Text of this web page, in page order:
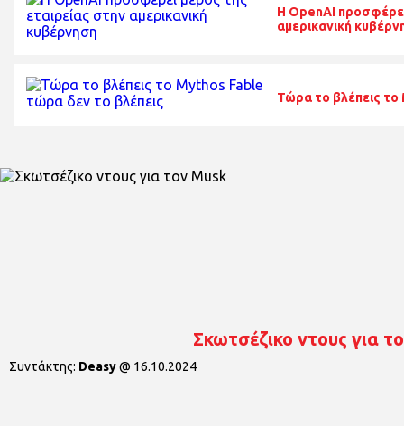
Η OpenAI
αμερικανική
Τώρα το βλέπεις το
Σκωτσέζικο ντους για
Συντάκτης: Deasy@ 16.10.2024